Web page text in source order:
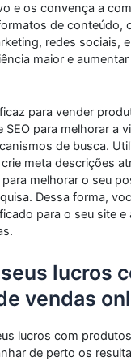
e os convença a
de conteúdo,
redes sociais,
maior e
para vender
SEO para melhorar a
de busca.
meta descrições
melhorar o seu
Dessa forma,
para o seu site e
lucros
vendas
lucros com
de perto os